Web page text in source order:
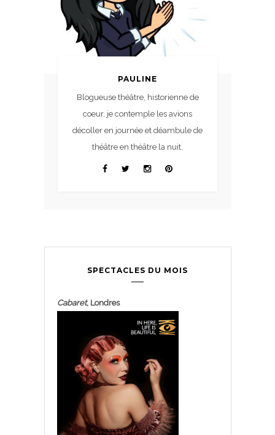
PAULINE
Blogueuse théâtre, historienne de
coeur, je contemple les avions
décoller en journée et déambule de
théâtre en théâtre la nuit.
SPECTACLES DU MOIS
Cabaret, Londres